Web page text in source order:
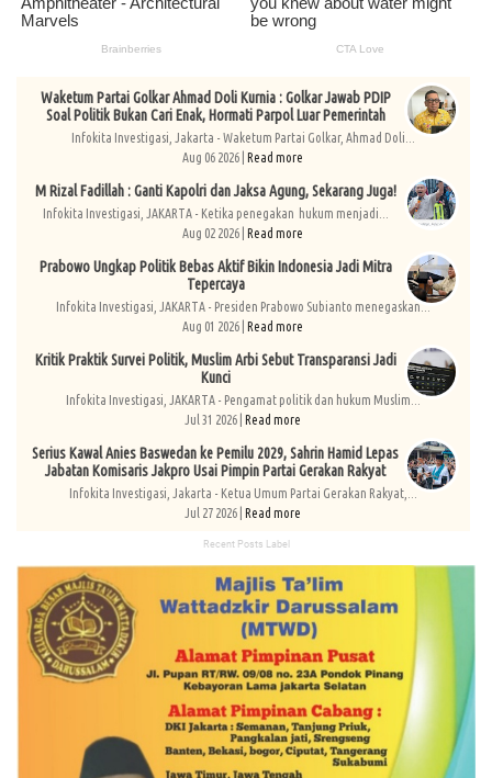
Waketum Partai Golkar Ahmad Doli Kurnia : Golkar Jawab PDIP
Soal Politik Bukan Cari Enak, Hormati Parpol Luar Pemerintah
Infokita Investigasi, Jakarta - Waketum Partai Golkar, Ahmad Doli...
Aug 06 2026 | Read more
M Rizal Fadillah : Ganti Kapolri dan Jaksa Agung, Sekarang Juga!
Infokita Investigasi, JAKARTA - Ketika penegakan hukum menjadi...
Aug 02 2026 | Read more
Prabowo Ungkap Politik Bebas Aktif Bikin Indonesia Jadi Mitra
Tepercaya
Infokita Investigasi, JAKARTA - Presiden Prabowo Subianto menegaskan...
Aug 01 2026 | Read more
Kritik Praktik Survei Politik, Muslim Arbi Sebut Transparansi Jadi
Kunci
Infokita Investigasi, JAKARTA - Pengamat politik dan hukum Muslim...
Jul 31 2026 | Read more
Serius Kawal Anies Baswedan ke Pemilu 2029, Sahrin Hamid Lepas
Jabatan Komisaris Jakpro Usai Pimpin Partai Gerakan Rakyat
Infokita Investigasi, Jakarta - Ketua Umum Partai Gerakan Rakyat,...
Jul 27 2026 | Read more
Recent Posts Label